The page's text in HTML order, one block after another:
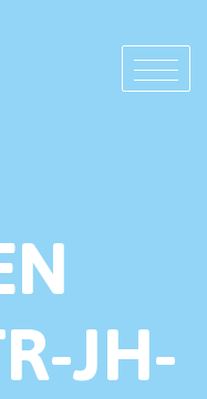
JH-